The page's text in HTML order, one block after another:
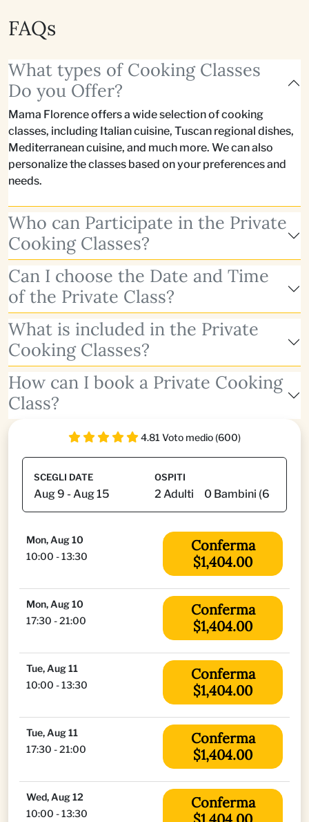
FAQs
What types of Cooking Classes
Do you Offer?
Mama Florence offers a wide selection of cooking
classes, including Italian cuisine, Tuscan regional dishes,
Mediterranean cuisine, and much more. We can also
personalize the classes based on your preferences and
needs.
Who can Participate in the Private
Cooking Classes?
Can I choose the Date and Time
of the Private Class?
What is included in the Private
Cooking Classes?
How can I book a Private Cooking
Class?
4.81 Voto medio (600)
SCEGLI DATE OSPITI
Mon, Aug 10
10:00 - 13:30
Conferma
$1,404.00
Mon, Aug 10
17:30 - 21:00
Conferma
$1,404.00
Tue, Aug 11
10:00 - 13:30
Conferma
$1,404.00
Tue, Aug 11
17:30 - 21:00
Conferma
$1,404.00
Wed, Aug 12
10:00 - 13:30
Conferma